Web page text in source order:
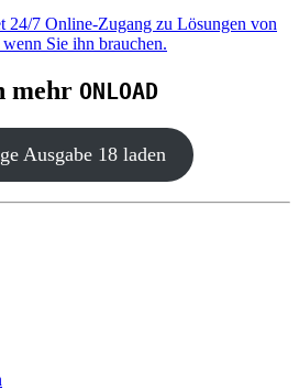
24/7 Online-Zugang zu Lösungen von
Sie ihn brau­chen.
mehr ONLOAD
Ausgabe 18 laden